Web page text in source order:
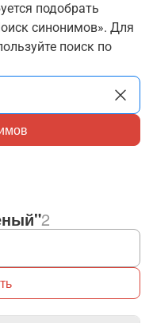
подобрать
синонимов». Для
поиск по
2